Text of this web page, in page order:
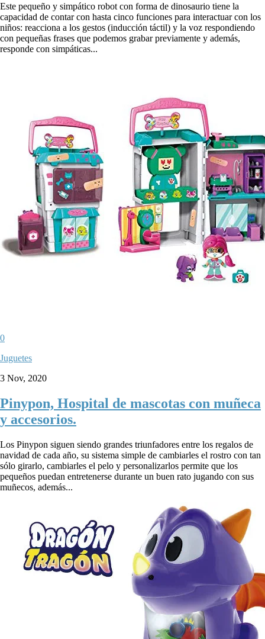
Este pequeño y simpático robot con forma de dinosaurio tiene la
capacidad de contar con hasta cinco funciones para interactuar con los
niños: reacciona a los gestos (inducción táctil) y la voz respondiendo
con pequeñas frases que podemos grabar previamente y además,
responde con simpáticas...
0
Juguetes
3 Nov, 2020
Pinypon, Hospital de mascotas con muñeca
y accesorios.
Los Pinypon siguen siendo grandes triunfadores entre los regalos de
navidad de cada año, su sistema simple de cambiarles el rostro con tan
sólo girarlo, cambiarles el pelo y personalizarlos permite que los
pequeños puedan entretenerse durante un buen rato jugando con sus
muñecos, además...